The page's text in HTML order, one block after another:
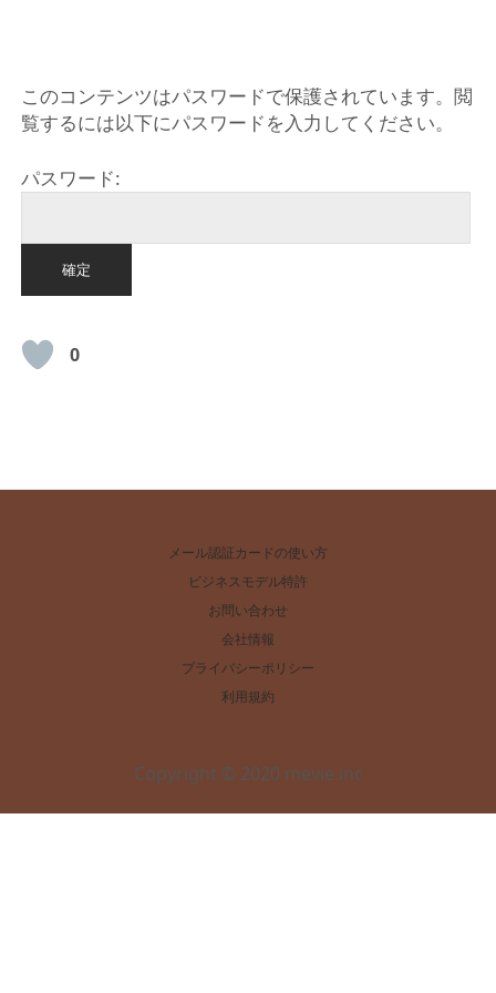
このコンテンツはパスワードで保護されています。閲
覧するには以下にパスワードを入力してください。
パスワード:
0
メール認証カードの使い方
ビジネスモデル特許
お問い合わせ
会社情報
プライバシーポリシー
利用規約
Copyright © 2020 mevie.inc